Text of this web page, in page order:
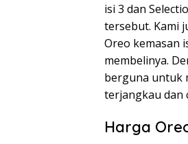
isi 3 dan
tersebut. Kami
Oreo kemasan
membelinya.
berguna untuk
terjangkau dan
Harga